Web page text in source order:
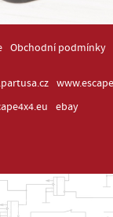
Obchodní podmínky
ebay